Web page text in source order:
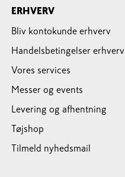
ERHVERV
Bliv kontokunde erhverv
Handelsbetingelser erhverv
Vores services
Messer og events
Levering og afhentning
Tøjshop
Tilmeld nyhedsmail